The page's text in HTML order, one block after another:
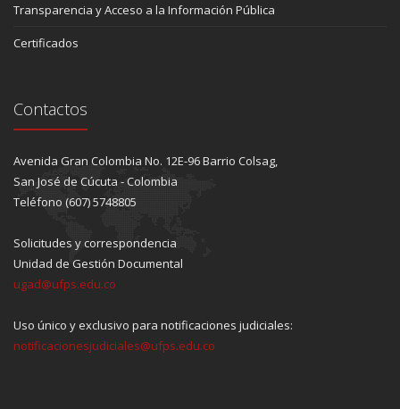
Transparencia y Acceso a la Información Pública
Certificados
Contactos
Avenida Gran Colombia No. 12E-96 Barrio Colsag,
San José de Cúcuta - Colombia
Teléfono (607) 5748805
Solicitudes y correspondencia
Unidad de Gestión Documental
ugad@ufps.edu.co
Uso único y exclusivo para notificaciones judiciales:
notificacionesjudiciales@ufps.edu.co